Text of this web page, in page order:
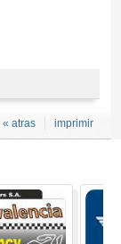
imprimir
« atras